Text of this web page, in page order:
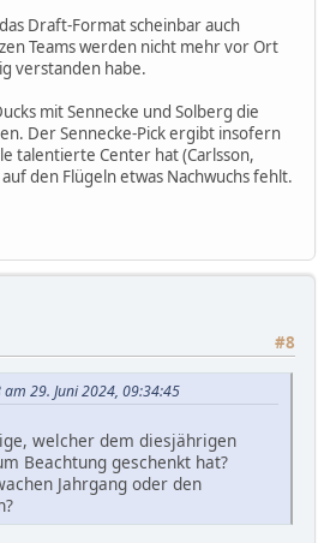
Draft-Format scheinbar auch
Teams werden nicht mehr vor Ort
verstanden habe.
mit Sennecke und Solberg die
Der Sennecke-Pick ergibt insofern
talentierte Center hat (Carlsson,
den Flügeln etwas Nachwuchs fehlt.
#8
29. Juni 2024, 09:34:45
welcher dem diesjährigen
Beachtung geschenkt hat?
Jahrgang oder den